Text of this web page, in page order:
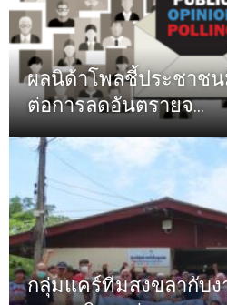
ผลนิด้าโพลชี้ประชาช
ต่อการลดอันตรายจ...
กลุ่มแคร์ทีมสงขลากับ